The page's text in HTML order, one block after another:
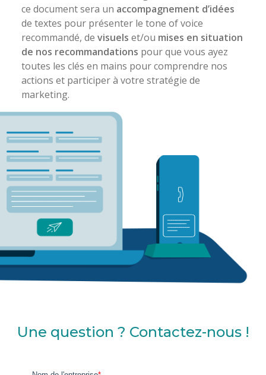
ce document sera un accompagnement d’idées
de textes pour présenter le tone of voice
recommandé, de visuels et/ou mises en situation
de nos recommandations pour que vous ayez
toutes les clés en mains pour comprendre nos
actions et participer à votre stratégie de
marketing.
Une question ? Contactez-nous !